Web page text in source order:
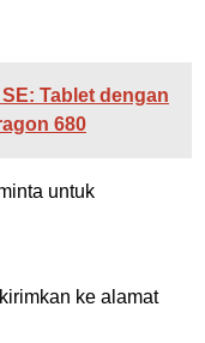
Tablet dengan
680
untuk
ke alamat